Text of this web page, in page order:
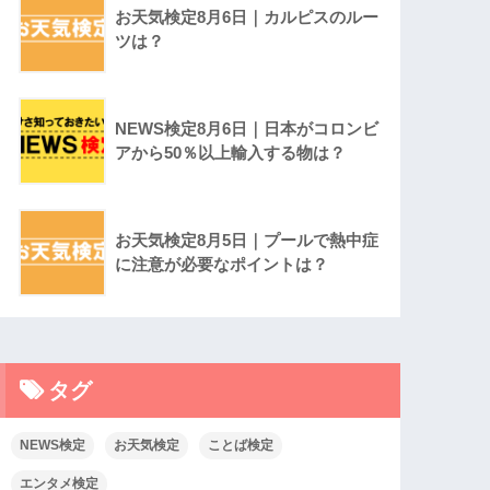
お天気検定8月6日｜カルピスのルー
ツは？
NEWS検定8月6日｜日本がコロンビ
アから50％以上輸入する物は？
お天気検定8月5日｜プールで熱中症
に注意が必要なポイントは？
タグ
NEWS検定 お天気検定 ことば検定
エンタメ検定